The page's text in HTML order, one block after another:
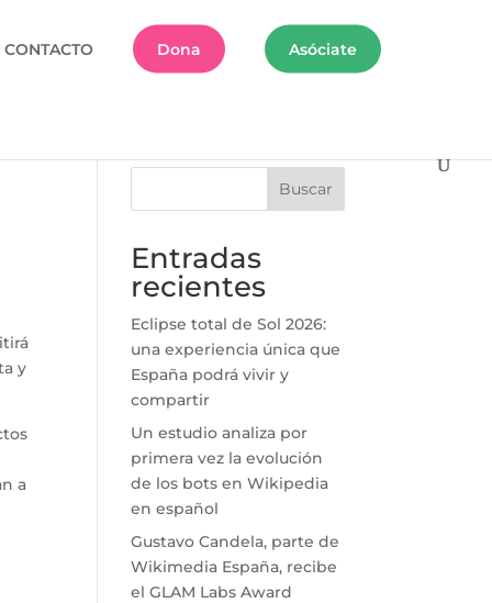
CONTACTO Dona Asóciate
y
a
Buscar
Entradas
recientes
Eclipse total de Sol 2026:
una experiencia única que
España podrá vivir y
compartir
Un estudio analiza por
primera vez la evolución
de los bots en Wikipedia
en español
Gustavo Candela, parte de
Wikimedia España, recibe
el GLAM Labs Award